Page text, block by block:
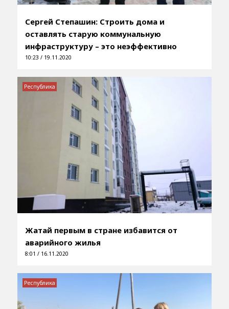
Сергей Степашин: Строить дома и
оставлять старую коммунальную
инфраструктуру – это неэффективно
10:23 / 19.11.2020
Жатай первым в стране избавится от
аварийного жилья
8:01 / 16.11.2020
Республика
Республика